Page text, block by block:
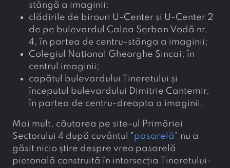
stângă a imaginii;
clădirile de birouri U-Center și U-Center 2
de pe bulevardul Calea Șerban Vodă nr.
4, în partea de centru-stânga a imaginii;
Colegiul Național Gheorghe Șincai, în
centrul imaginii;
capătul bulevardului Tineretului și
începutul bulevardului Dimitrie Cantemir,
în partea de centru-dreapta a imaginii.
Mai mult, căutarea pe site-ul Primăriei
Sectorului 4 după cuvântul "pasarelă " nu a
găsit nicio știre despre vreo pasarelă
pietonală construită în intersecția Tineretului-